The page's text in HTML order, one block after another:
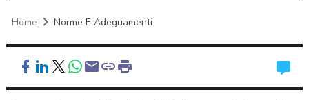
Home Norme E Adeguamenti